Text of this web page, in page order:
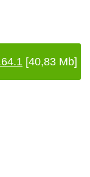
[40,83 Mb]